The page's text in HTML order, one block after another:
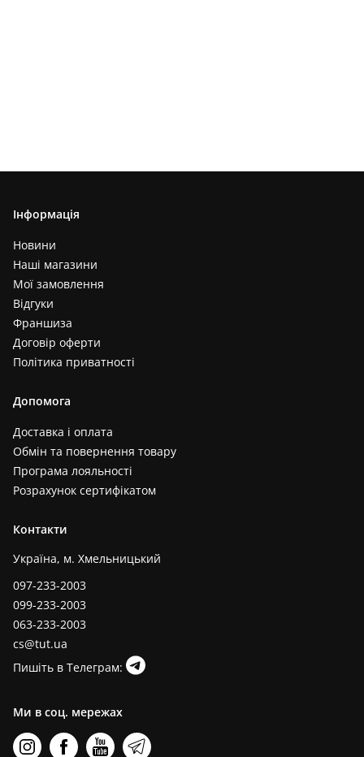
Інформація
Новини
Наші магазини
Мої замовлення
Відгуки
Франшиза
Договір оферти
Політика приватності
Допомога
Доставка і оплата
Обмін та повернення товару
Програма лояльності
Розрахунок сертифікатом
Контакти
Україна, м. Хмельницький
097-233-2003
099-233-2003
063-233-2003
cs@tut.ua
Пишіть в Телеграм:
Ми в соц. мережах